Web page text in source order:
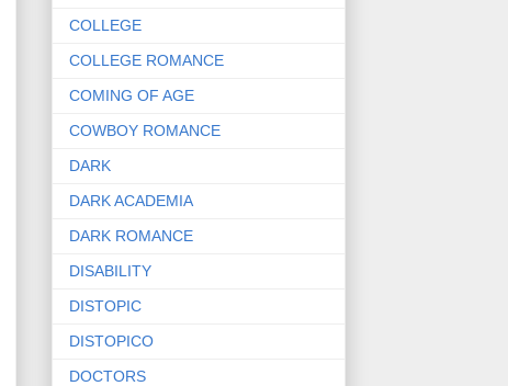
COLLEGE
COLLEGE ROMANCE
COMING OF AGE
COWBOY ROMANCE
DARK
DARK ACADEMIA
DARK ROMANCE
DISABILITY
DISTOPIC
DISTOPICO
DOCTORS